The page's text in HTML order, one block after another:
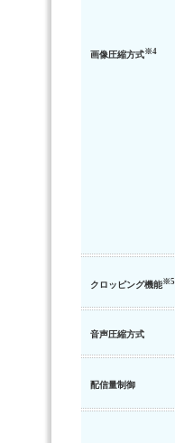
画像圧縮方式※4
クロッピング機能※5
音声圧縮方式
配信量制御